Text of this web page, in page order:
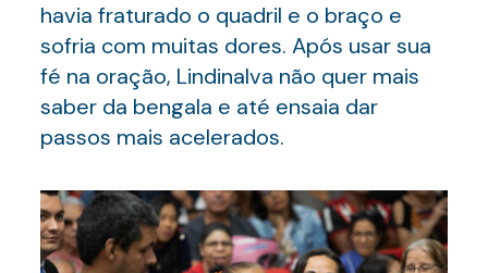
havia fraturado o quadril e o braço e
sofria com muitas dores. Após usar sua
fé na oração, Lindinalva não quer mais
saber da bengala e até ensaia dar
passos mais acelerados.